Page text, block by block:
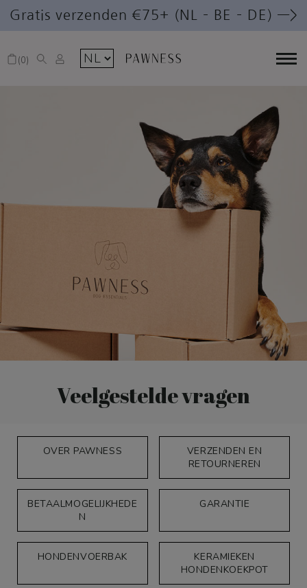
Gratis verzenden €75+ (NL – BE – DE) —>
0
Veelgestelde vragen
OVER PAWNESS
VERZENDEN EN
RETOURNEREN
BETAALMOGELIJKHEDE
N
GARANTIE
HONDENVOERBAK
KERAMIEKEN
HONDENKOEKPOT